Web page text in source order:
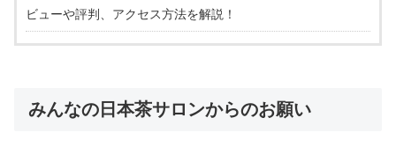
ビューや評判、アクセス方法を解説！
みんなの日本茶サロンからのお願い